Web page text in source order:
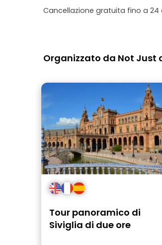
Cancellazione gratuita fino a
Organizzato da Not Just
Tour panoramico di
Siviglia di due ore